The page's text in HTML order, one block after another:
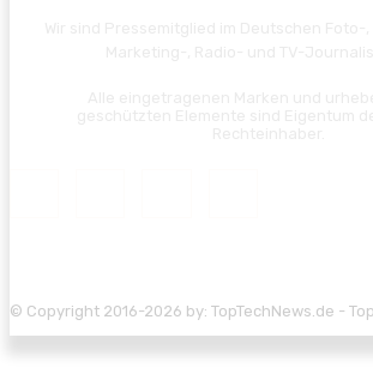
© Copyright 2016-2026 by: TopTechNews.de -